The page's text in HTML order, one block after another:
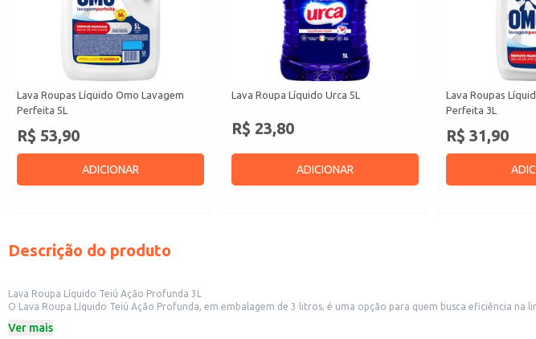
Lava Roupas Líquido Omo Lavagem
Perfeita 5L
R$ 53,90
ADICIONAR
Lava Roupa Líquido Urca 5L
R$ 23,80
ADICIONAR
Lava Roupas
Perfeita 3L
R$ 31,90
Descrição do produto
Lava Roupa Líquido Teiú Ação Profunda 3L
O Lava Roupa Líquido Teiú Ação Profunda, em embalagem de 3 litros, é uma opção para quem busca eficiência
Dicas de Uso:
Ver mais